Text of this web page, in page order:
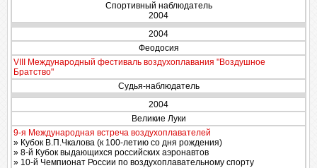
Спортивный наблюдатель
2004
2004
Феодосия
VIII Международный фестиваль воздухоплавания "Воздушное
Братство"
Судья-наблюдатель
2004
Великие Луки
9-я Международная встреча воздухоплавателей
» Кубок В.П.Чкалова (к 100-летию со дня рождения)
» 8-й Кубок выдающихся российских аэронавтов
» 10-й Чемпионат России по воздухоплавательному спорту